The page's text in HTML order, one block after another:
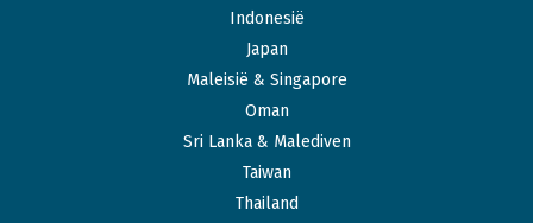
Indonesië
Japan
Maleisië & Singapore
Oman
Sri Lanka & Malediven
Taiwan
Thailand